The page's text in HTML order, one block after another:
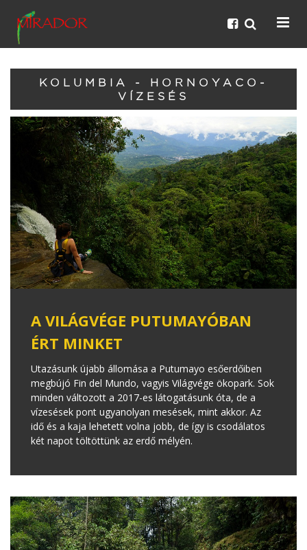
KOLUMBIA - HORNOYACO-
VÍZESÉS
A VILÁGVÉGE PUTUMAYÓBAN
ÉRT MINKET
Utazásunk újabb állomása a Putumayo esőerdőiben
megbújó Fin del Mundo, vagyis Világvége ökopark. Sok
minden változott a 2017-es látogatásunk óta, de a
vízesések pont ugyanolyan mesések, mint akkor. Az
idő és a kaja lehetett volna jobb, de így is csodálatos
két napot töltöttünk az erdő mélyén.